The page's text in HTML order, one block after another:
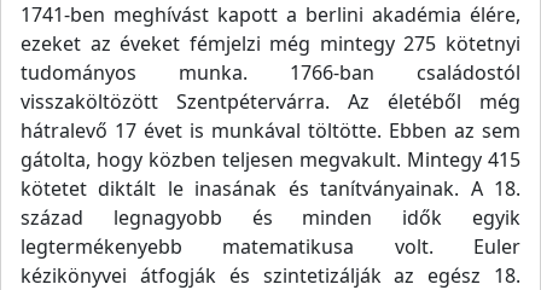
1741-ben meghívást kapott a berlini akadémia élére,
ezeket az éveket fémjelzi még mintegy 275 kötetnyi
tudományos munka. 1766-ban családostól
visszaköltözött Szentpétervárra. Az életéből még
hátralevő 17 évet is munkával töltötte. Ebben az sem
gátolta, hogy közben teljesen megvakult. Mintegy 415
kötetet diktált le inasának és tanítványainak. A 18.
század legnagyobb és minden idők egyik
legtermékenyebb matematikusa volt. Euler
kézikönyvei átfogják és szintetizálják az egész 18.